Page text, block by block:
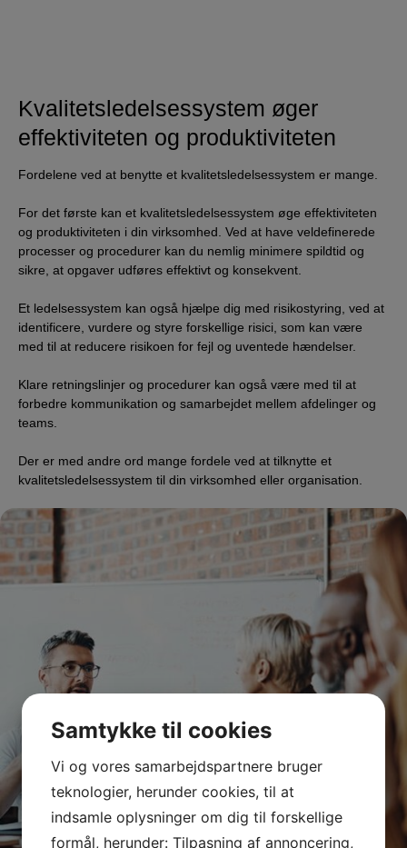
Kvalitetsledelsessystem øger
effektiviteten og produktiviteten
Fordelene ved at benytte et kvalitetsledelsessystem er mange.
For det første kan et kvalitetsledelsessystem øge effektiviteten
og produktiviteten i din virksomhed. Ved at have veldefinerede
processer og procedurer kan du nemlig minimere spildtid og
sikre, at opgaver udføres effektivt og konsekvent.
Et ledelsessystem kan også hjælpe dig med risikostyring, ved at
identificere, vurdere og styre forskellige risici, som kan være
med til at reducere risikoen for fejl og uventede hændelser.
Klare retningslinjer og procedurer kan også være med til at
forbedre kommunikation og samarbejdet mellem afdelinger og
teams.
Der er med andre ord mange fordele ved at tilknytte et
kvalitetsledelsessystem til din virksomhed eller organisation.
Samtykke til cookies
Vi og vores samarbejdspartnere bruger
teknologier, herunder cookies, til at
indsamle oplysninger om dig til forskellige
formål, herunder: Tilpasning af annoncering,